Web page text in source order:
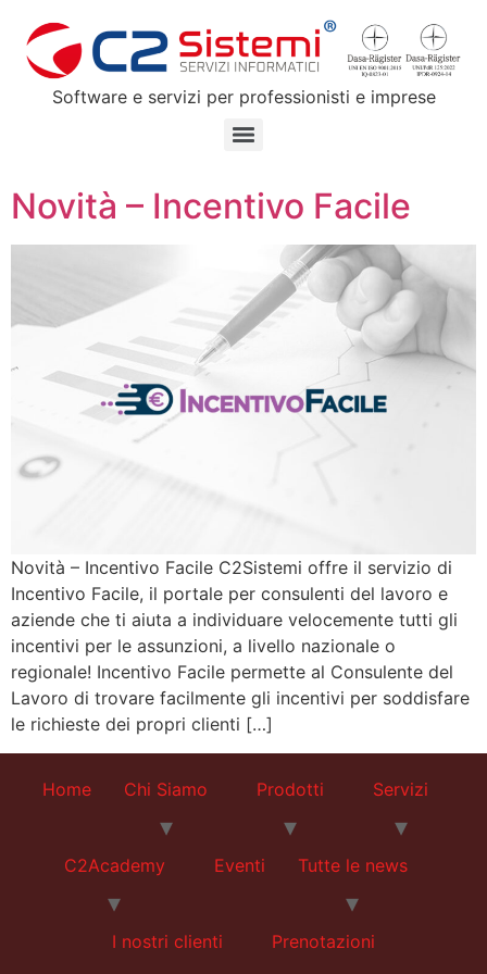
Software e servizi per professionisti e imprese
Novità – Incentivo Facile
Novità – Incentivo Facile C2Sistemi offre il servizio di
Incentivo Facile, il portale per consulenti del lavoro e
aziende che ti aiuta a individuare velocemente tutti gli
incentivi per le assunzioni, a livello nazionale o
regionale! Incentivo Facile permette al Consulente del
Lavoro di trovare facilmente gli incentivi per soddisfare
le richieste dei propri clienti […]
Home Chi Siamo Prodotti Servizi
C2Academy Eventi Tutte le news
I nostri clienti Prenotazioni